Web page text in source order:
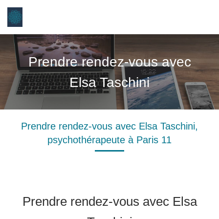
Prendre rendez-vous avec
Elsa Taschini
Prendre rendez-vous avec Elsa Taschini,
psychothérapeute à Paris 11
Prendre rendez-vous avec Elsa